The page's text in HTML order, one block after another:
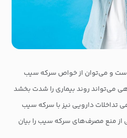
و می‌توان از خواص سرکه سیب
می‌تواند روند بیماری را شدت بخشد
تداخلات دارویی نیز با سرکه سیب
از منع مصرف‌های سرکه سیب را بیان